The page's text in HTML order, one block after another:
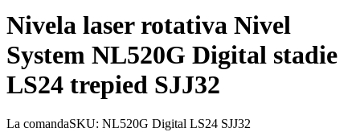
Nivela laser rotativa Nivel
System NL520G Digital stadie
LS24 trepied SJJ32
La comandaSKU: NL520G Digital LS24 SJJ32